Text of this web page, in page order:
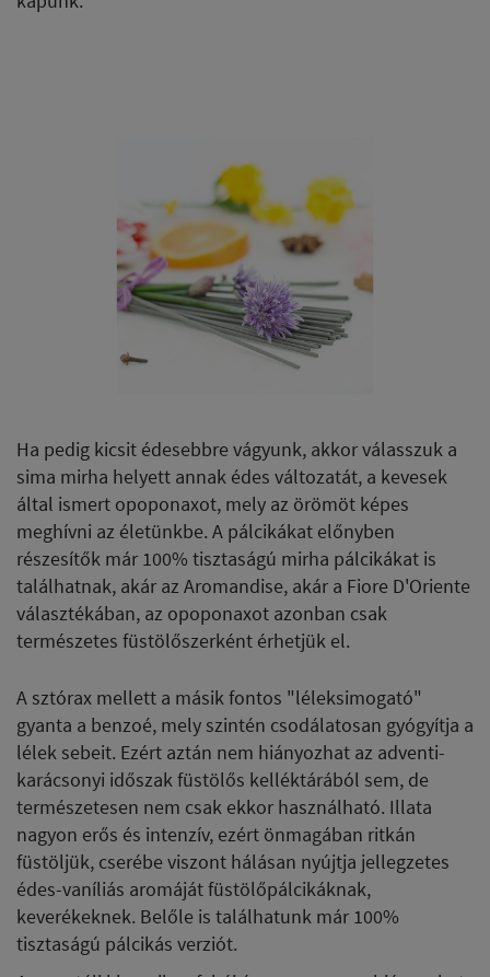
Ha pedig kicsit édesebbre vágyunk, akkor válasszuk a
sima mirha helyett annak édes változatát, a kevesek
által ismert opoponaxot, mely az örömöt képes
meghívni az életünkbe. A pálcikákat előnyben
részesítők már 100% tisztaságú mirha pálcikákat is
találhatnak, akár az Aromandise, akár a Fiore D'Oriente
választékában, az opoponaxot azonban csak
természetes füstölőszerként érhetjük el.
A sztórax mellett a másik fontos "léleksimogató"
gyanta a benzoé, mely szintén csodálatosan gyógyítja a
lélek sebeit. Ezért aztán nem hiányozhat az adventi-
karácsonyi időszak füstölős kelléktárából sem, de
természetesen nem csak ekkor használható. Illata
nagyon erős és intenzív, ezért önmagában ritkán
füstöljük, cserébe viszont hálásan nyújtja jellegzetes
édes-vaníliás aromáját füstölőpálcikáknak,
keverékeknek. Belőle is találhatunk már 100%
tisztaságú pálcikás verziót.